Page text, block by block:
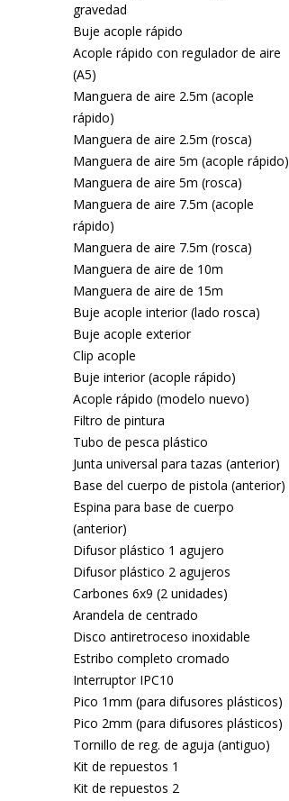
gravedad
Buje acople rápido
Acople rápido con regulador de aire
(A5)
Manguera de aire 2.5m (acople
rápido)
Manguera de aire 2.5m (rosca)
Manguera de aire 5m (acople rápido)
Manguera de aire 5m (rosca)
Manguera de aire 7.5m (acople
rápido)
Manguera de aire 7.5m (rosca)
Manguera de aire de 10m
Manguera de aire de 15m
Buje acople interior (lado rosca)
Buje acople exterior
Clip acople
Buje interior (acople rápido)
Acople rápido (modelo nuevo)
Filtro de pintura
Tubo de pesca plástico
Junta universal para tazas (anterior)
Base del cuerpo de pistola (anterior)
Espina para base de cuerpo
(anterior)
Difusor plástico 1 agujero
Difusor plástico 2 agujeros
Carbones 6x9 (2 unidades)
Arandela de centrado
Disco antiretroceso inoxidable
Estribo completo cromado
Interruptor IPC10
Pico 1mm (para difusores plásticos)
Pico 2mm (para difusores plásticos)
Tornillo de reg. de aguja (antiguo)
Kit de repuestos 1
Kit de repuestos 2